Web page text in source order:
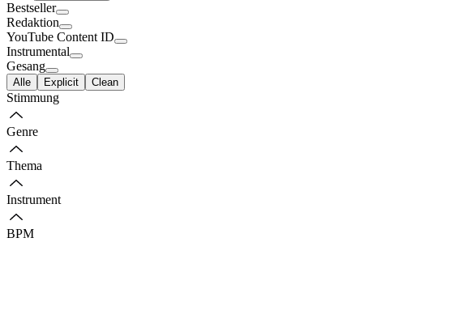
Bestseller
Redaktion
YouTube Content ID
Instrumental
Gesang
Alle Explicit Clean
Stimmung
Genre
Thema
Instrument
BPM